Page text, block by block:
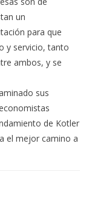
un
para que
y servicio, tanto
ambos, y se
sus
de Kotler
el mejor camino a